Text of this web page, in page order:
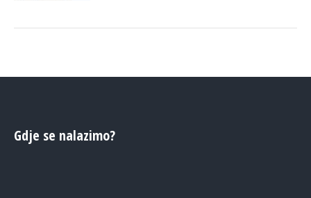
Gdje se nalazimo?